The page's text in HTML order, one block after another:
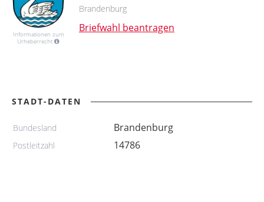
Informationen zum
Urheberrecht
Brandenburg
Briefwahl beantragen
STADT-DATEN
Bundesland Brandenburg
Postleitzahl 14786